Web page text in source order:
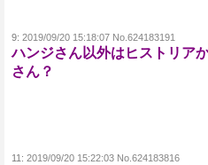
9: 2019/09/20 15:18:07 No.624183191
ハンジさん以外はヒストリア
さん？
11: 2019/09/20 15:22:03 No.624183816